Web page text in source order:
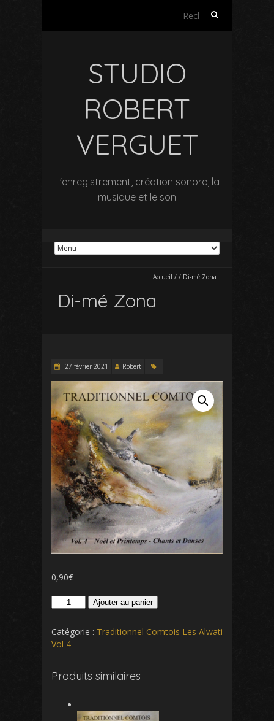
Rechercher :
STUDIO
ROBERT
VERGUET
L'enregistrement, création sonore, la
musique et le son
Accueil / / Di-mé Zona
Di-mé Zona
27 février 2021 Robert
0,90€
quantité
Di-
mé
Ajouter au panier
Catégorie : Traditionnel Comtois Les Alwati
Vol 4
Produits similaires